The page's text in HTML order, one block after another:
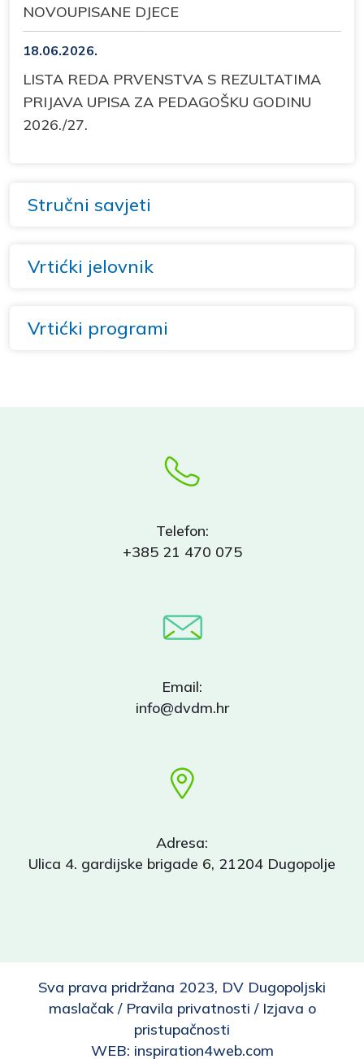
NOVOUPISANE DJECE
18.06.2026.
LISTA REDA PRVENSTVA S REZULTATIMA
PRIJAVA UPISA ZA PEDAGOŠKU GODINU
2026./27.
Stručni savjeti
Vrtićki jelovnik
Vrtićki programi
Telefon:
+385 21 470 075
Email:
info@dvdm.hr
Adresa:
Ulica 4. gardijske brigade 6, 21204 Dugopolje
Sva prava pridržana 2023, DV Dugopoljski
maslačak / Pravila privatnosti / Izjava o
pristupačnosti
WEB: inspiration4web.com